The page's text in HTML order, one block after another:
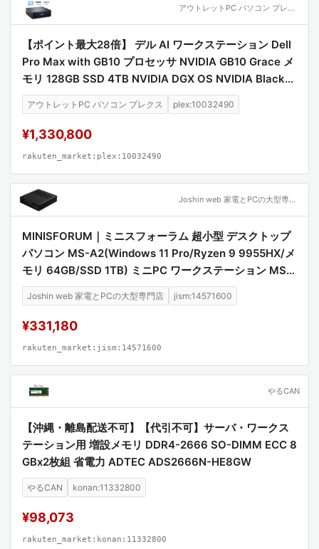
アウトレットPC パソコン プレクス
【ポイント最大28倍】 デル AI ワークステーション Dell
Pro Max with GB10 プロセッサ NVIDIA GB10 Grace メ
モリ 128GB SSD 4TB NVIDIA DGX OS NVIDIA Blackw
ell GPU 高性能 デスクトップパソコン DTWS047-001N
3 新品 【法人限定/代引き・時間指定不可】
アウトレットPC パソコン プレクス plex:10032490
¥1,330,800
rakuten_market:plex:10032490
Joshin web 家電とPCの大型専門店
MINISFORUM｜ミニスフォーラム 超小型 デスクトップ
パソコン MS-A2(Windows 11 Pro/Ryzen 9 9955HX/メ
モリ 64GB/SSD 1TB) ミニPC ワークステーション MS-
A2-64/1T-W11Pro(9955HX)
Joshin web 家電とPCの大型専門店 jism:14571600
¥331,180
rakuten_market:jism:14571600
やるCAN
【沖縄・離島配送不可】【代引不可】サーバ・ワークス
テーション用 増設メモリ DDR4-2666 SO-DIMM ECC 8
GBx2枚組 省電力 ADTEC ADS2666N-HE8GW
やるCAN konan:11332800
¥98,073
rakuten_market:konan:11332800